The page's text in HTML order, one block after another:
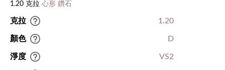
1.20 克拉 心形 鑽石
克拉 1.20
顏色 D
淨度 VS2